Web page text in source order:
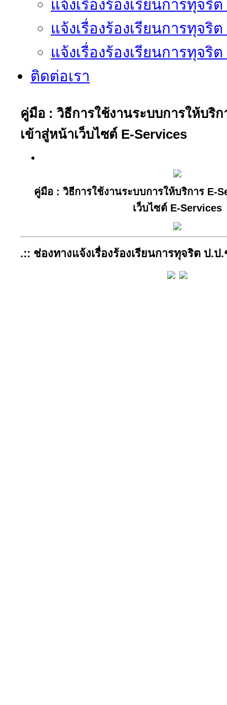
แจ้งเรื่องร้องเรียนการทุจริ
แจ้งเรื่องร้องเรียนการทุจริ
แจ้งเรื่องร้องเรียนการทุจริ
ติดต่อเรา
คู่มือ : วิธีการใช้งานระบบการให้บริก
เข้าสู่หน้าเว็บไซต์ E-Services
คู่มือ : วิธีการใช้งานระบบการให้บริการ E-
เว็บไซต์ E-Services
.:: ช่องทางแจ้งเรื่องร้องเรียนการทุจริต ป.